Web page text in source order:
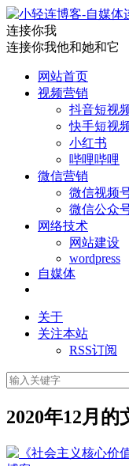
连接你我
连接你我他和她和它
网站首页
视频营销
抖音短视
快手短视
小红书
哔哩哔哩
微信营销
微信视频
微信公众
网络技术
网站建设
wordpress
自媒体
关于
关注本站
RSS订阅
2020年12月的